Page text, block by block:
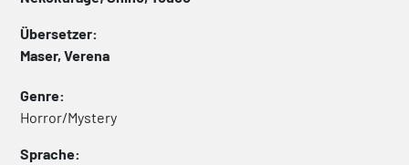
Übersetzer:
Maser, Verena
Genre:
Horror/Mystery
Sprache: